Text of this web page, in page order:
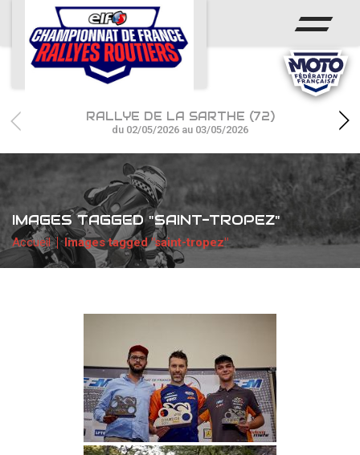
ACCUEIL
ACTUS
CALENDRIER
CHAMPIONNAT
RÉSULTATS
PHOTOS / WEB TV
PARTENAIRES
RALLYE DE LA SARTHE (72)
du 02/05/2026 au 03/05/2026
IMAGES TAGGED "SAINT-TROPEZ"
Accueil Images tagged "saint-tropez"